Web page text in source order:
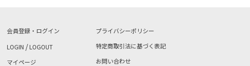
会員登録・ログイン
LOGIN /LOGOUT
マイページ
プライバシーポリシー
特定商取引法に基づく表記
お問い合わせ